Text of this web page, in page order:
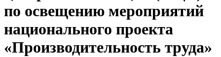
по освещению мероприятий
национального проекта
«Производительность труда»